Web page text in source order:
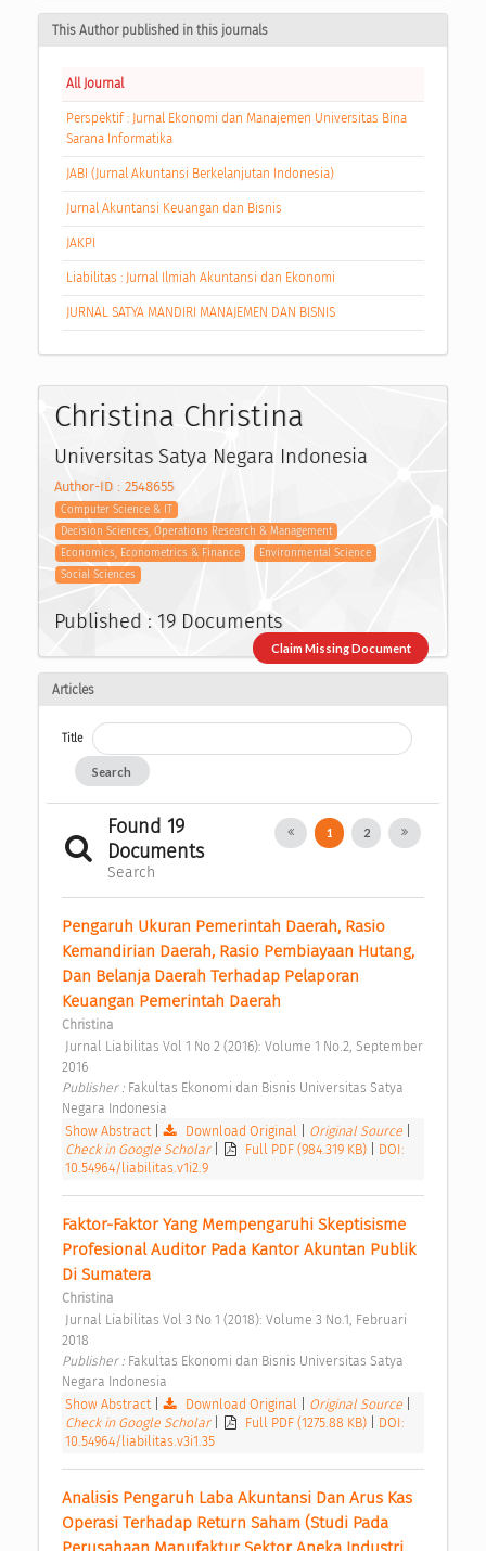
This Author published in this journals
All Journal
Perspektif : Jurnal Ekonomi dan Manajemen Universitas Bina
Sarana Informatika
JABI (Jurnal Akuntansi Berkelanjutan Indonesia)
Jurnal Akuntansi Keuangan dan Bisnis
JAKPI
Liabilitas : Jurnal Ilmiah Akuntansi dan Ekonomi
JURNAL SATYA MANDIRI MANAJEMEN DAN BISNIS
Christina Christina
Universitas Satya Negara Indonesia
Author-ID : 2548655
Computer Science & IT
Decision Sciences, Operations Research & Management
Economics, Econometrics & Finance
Environmental Science
Social Sciences
Published : 19 Documents
Claim Missing Document
Articles
Title
Search
Found 19
Documents
Search
1 2
Pengaruh Ukuran Pemerintah Daerah, Rasio
Kemandirian Daerah, Rasio Pembiayaan Hutang,
Dan Belanja Daerah Terhadap Pelaporan
Keuangan Pemerintah Daerah
Christina
2016
Publisher : Fakultas Ekonomi dan Bisnis Universitas Satya
Negara Indonesia
Show Abstract| Download Original Original Source
Check in Google Scholar
Full PDF (984.319 KB)
DOI:
10.54964/liabilitas.v1i2.9
Faktor-Faktor Yang Mempengaruhi Skeptisisme
Profesional Auditor Pada Kantor Akuntan Publik
Di Sumatera
Christina
2018
Publisher : Fakultas Ekonomi dan Bisnis Universitas Satya
Negara Indonesia
Show Abstract| Download Original Original Source
Check in Google Scholar
Full PDF (1275.88 KB)
DOI:
10.54964/liabilitas.v3i1.35
Analisis Pengaruh Laba Akuntansi Dan Arus Kas
Operasi Terhadap Return Saham (Studi Pada